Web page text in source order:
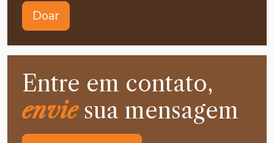
Doar
Entre em contato,
enviesua mensagem